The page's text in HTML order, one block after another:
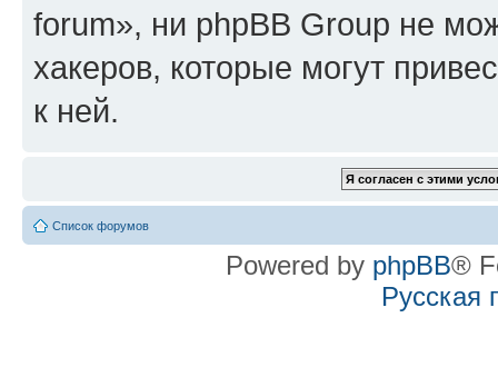
forum», ни phpBB Group не
хакеров, которые могут
к ней.
Список форумов
Powered by phpBB®
Русская